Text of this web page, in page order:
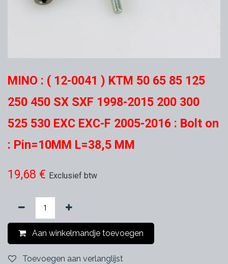
MINO : ( 12-0041 ) KTM 50 65 85 125
250 450 SX SXF 1998-2015 200 300
525 530 EXC EXC-F 2005-2016 : Bolt on
: Pin=10MM L=38,5 MM
19,68 € Exclusief btw
Aan winkelmandje toevoegen
Toevoegen aan verlanglijst